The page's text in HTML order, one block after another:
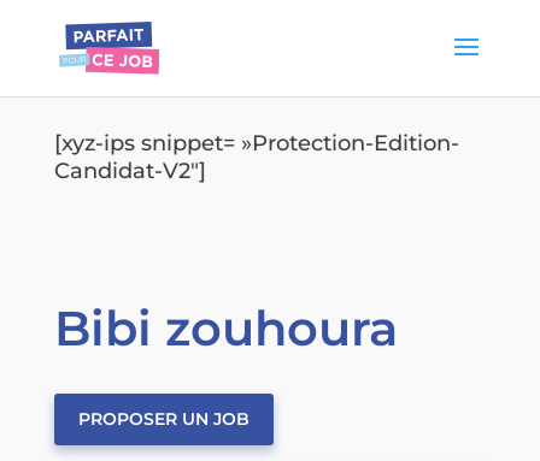
[xyz-ips snippet= »Protection-Edition-
Candidat-V2″]
Bibi zouhoura
PROPOSER UN JOB